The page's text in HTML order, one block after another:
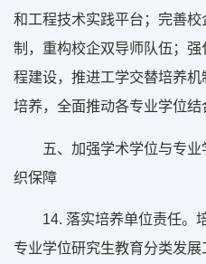
和工程技术实践平台；完善
制，重构校企双导师队伍；
程建设，推进工学交替培养
培养，全面推动各专业学位结
五、加强学术学位与专
织保障
14. 落实培养单位责任。
专业学位研究生教育分类发